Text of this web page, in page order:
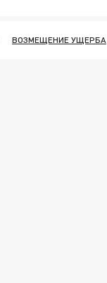
ВОЗМЕЩЕНИЕ УЩЕРБА